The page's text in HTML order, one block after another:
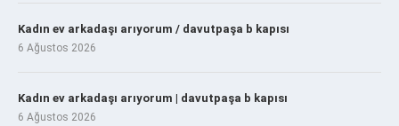
Kadın ev arkadaşı arıyorum / davutpaşa b kapısı
6 Ağustos 2026
Kadın ev arkadaşı arıyorum | davutpaşa b kapısı
6 Ağustos 2026